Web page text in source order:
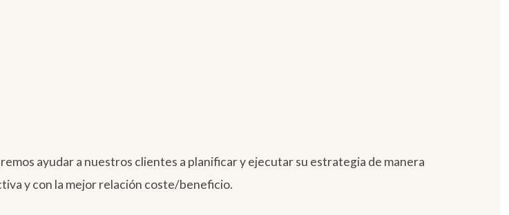
ayudar a nuestros clientes a planificar y ejecutar su estrategia de manera
y con la mejor relación coste/beneficio.